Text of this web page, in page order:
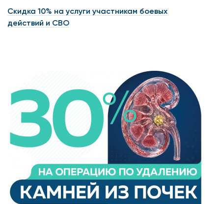
Скидка 10% на услуги участникам боевых
действий и СВО